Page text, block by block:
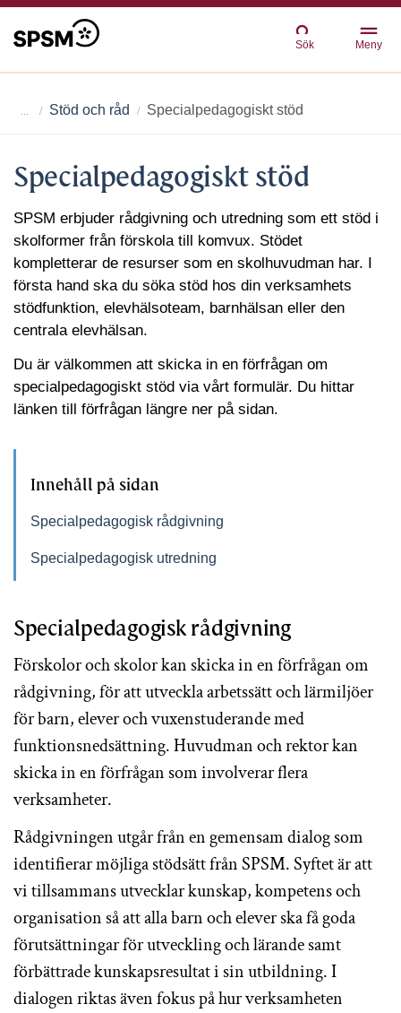
Sök Meny
Stöd och råd Specialpedagogiskt stöd
Specialpedagogiskt stöd
SPSM erbjuder rådgivning och utredning som ett stöd i
skolformer från förskola till komvux. Stödet
kompletterar de resurser som en skolhuvudman har. I
första hand ska du söka stöd hos din verksamhets
stödfunktion, elevhälsoteam, barnhälsan eller den
centrala elevhälsan.
Du är välkommen att skicka in en förfrågan om
specialpedagogiskt stöd via vårt formulär. Du hittar
länken till förfrågan längre ner på sidan.
Innehåll på sidan
Specialpedagogisk rådgivning
Specialpedagogisk utredning
Specialpedagogisk rådgivning
Förskolor och skolor kan skicka in en förfrågan om
rådgivning, för att utveckla arbetssätt och lärmiljöer
för barn, elever och vuxenstuderande med
funktionsnedsättning. Huvudman och rektor kan
skicka in en förfrågan som involverar flera
verksamheter.
Rådgivningen utgår från en gemensam dialog som
identifierar möjliga stödsätt från SPSM. Syftet är att
vi tillsammans utvecklar kunskap, kompetens och
organisation så att alla barn och elever ska få goda
förutsättningar för utveckling och lärande samt
förbättrade kunskapsresultati sin utbildning. I
dialogen riktas även fokus på hur verksamheten